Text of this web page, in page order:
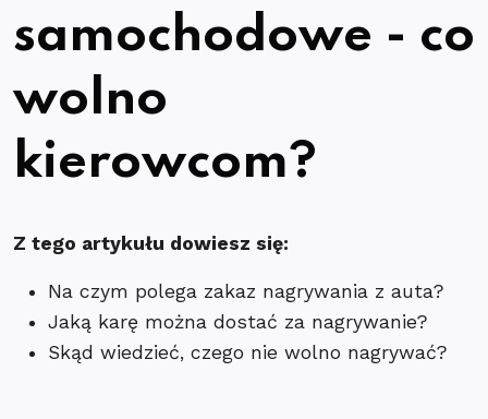
samochodowe - co
wolno
kierowcom?
Z tego artykułu dowiesz się:
Na czym polega zakaz nagrywania z auta?
Jaką karę można dostać za nagrywanie?
Skąd wiedzieć, czego nie wolno nagrywać?